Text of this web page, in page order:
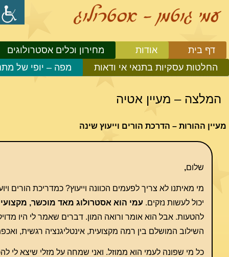
דף בית אודות
מחירון וכלים אסטרולוגים
החלטות עסקיות בתנאי אי ודאות
מפה – יופי של
המלצה – מעיין אטיה
מעיין ההורות – הדרכת הורים וייעוץ שינה
שלום,
מי מאיתנו לא צריך לפעמים הכוונה וייעוץ? כמדריכת הורים
יכול לעשות נזקים. עמי הוא אסטרולוג מאד מוכשר,
להטעות. אבל הוא אומר ורואה המון. דברים שאמר לי היו
השילוב המושלם בין רמה מקצועית, אינטליגנציה רגשית,
כל מי שפונה לעמי הוא ממוזל. ואני שמחה על מזלי שיצא לי